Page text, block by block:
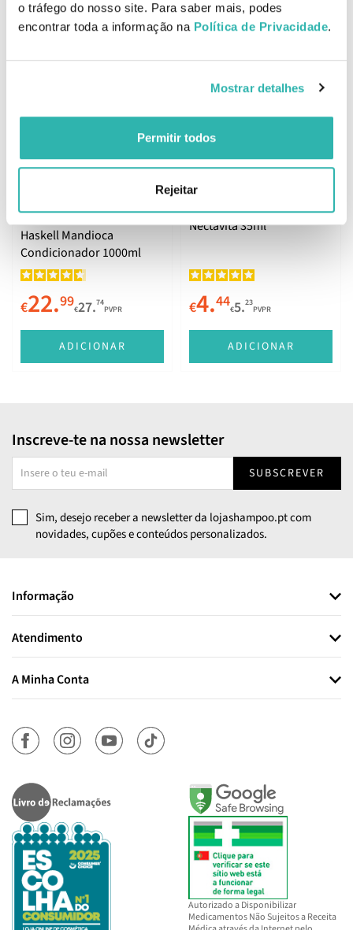
o tráfego do nosso site. Para saber mais, podes
encontrar toda a informação na Política de Privacidade.
Mostrar detalhes
Permitir todos
Rejeitar
Haskell Mandioca Ativador
De Cachos 240g
Haskell Mandioca Leave In
150g
11. 79 €13. PVPR
Melhor Preço
Haskell Mandioca
Condicionador 1000ml
€22.99€27.74
PVPR
ADICIONAR
Haskell Mandioca
Nectavita 35ml
€4.44€5.23
PVPR
ADICIONAR
Inscreve-te na nossa newsletter
SUBSCREVER
Sim, desejo receber a newsletter da lojashampoo.pt com
novidades, cupões e conteúdos personalizados.
Informação
Atendimento
A Minha Conta
Autorizado a Disponibilizar
Medicamentos Não Sujeitos a Receita